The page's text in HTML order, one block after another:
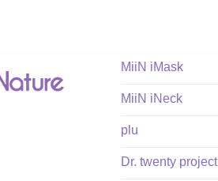
MiiN iMask
MiiN iNeck
plu
Dr. twenty project